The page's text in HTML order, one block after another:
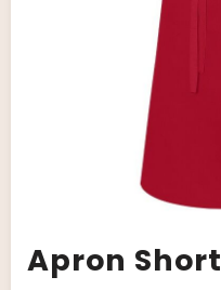
Apron Short